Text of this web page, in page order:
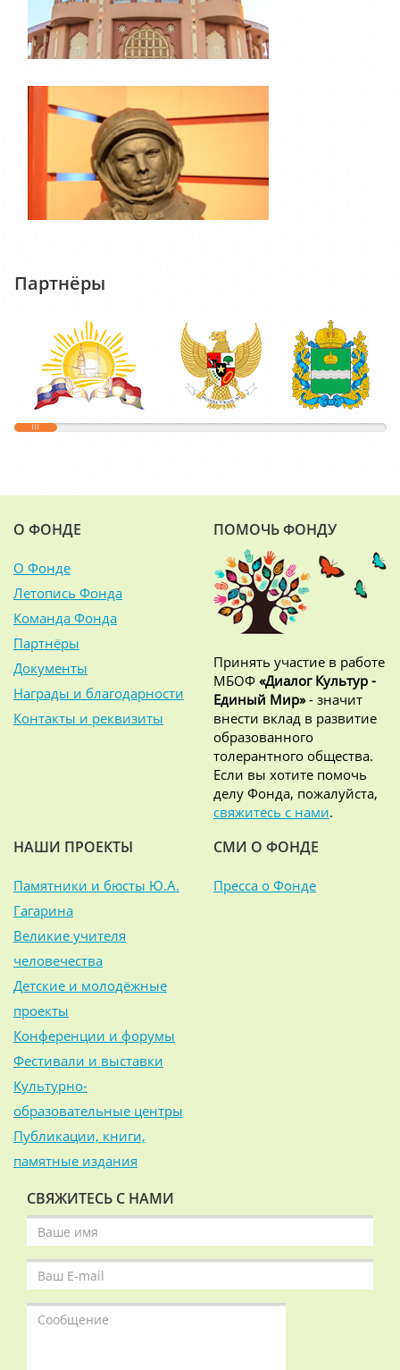
Партнёры
О ФОНДЕ
О Фонде
Летопись Фонда
Команда Фонда
Партнёры
Документы
Награды и благодарности
Контакты и реквизиты
ПОМОЧЬ ФОНДУ
Принять участие в работе
МБОФ «Диалог Культур -
Единый Мир»- значит
внести вклад в развитие
образованного
толерантного общества.
Если вы хотите помочь
делу Фонда, пожалуйста,
свяжитесь с нами.
НАШИ ПРОЕКТЫ
Памятники и бюсты Ю.А.
Гагарина
Великие учителя
человечества
Детские и молодёжные
проекты
Конференции и форумы
Фестивали и выставки
Культурно-
образовательные центры
Публикации, книги,
памятные издания
СМИ О ФОНДЕ
Пресса о Фонде
СВЯЖИТЕСЬ С НАМИ